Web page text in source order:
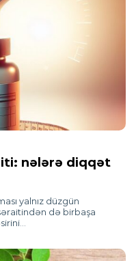
nələrə diqqət
yalnız düzgün
də birbaşa